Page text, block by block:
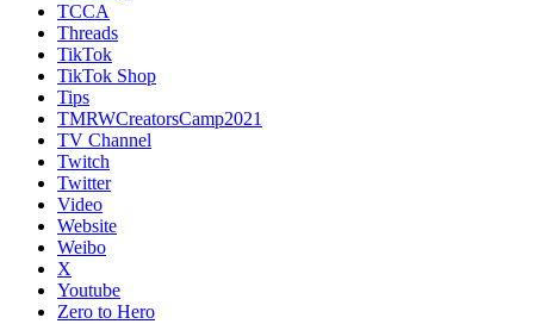
TCCA
Threads
TikTok
TikTok Shop
Tips
TMRWCreatorsCamp2021
TV Channel
Twitch
Twitter
Video
Website
Weibo
X
Youtube
Zero to Hero